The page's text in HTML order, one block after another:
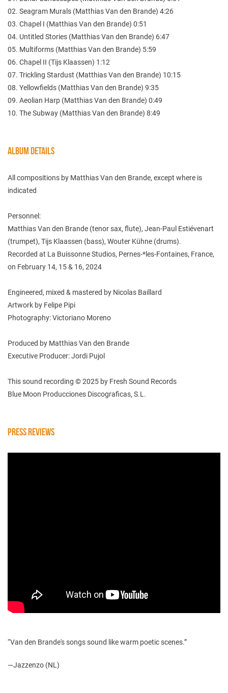
02. Seagram Murals (Matthias Van den Brande) 4:26
03. Chapel I (Matthias Van den Brande) 0:51
04. Untitled Stories (Matthias Van den Brande) 6:47
05. Multiforms (Matthias Van den Brande) 5:59
06. Chapel II (Tijs Klaassen) 1:12
07. Trickling Stardust (Matthias Van den Brande) 10:15
08. Yellowfields (Matthias Van den Brande) 9:35
09. Aeolian Harp (Matthias Van den Brande) 0:49
10. The Subway (Matthias Van den Brande) 8:49
ALBUM DETAILS
All compositions by Matthias Van den Brande, except where is
indicated
Personnel:
Matthias Van den Brande (tenor sax, flute), Jean-Paul Estiévenart
(trumpet), Tijs Klaassen (bass), Wouter Kühne (drums).
Recorded at La Buissonne Studios, Pernes-*les-Fontaines, France,
on February 14, 15 & 16, 2024
Engineered, mixed & mastered by Nicolas Baillard
Artwork by Felipe Pipi
Photography: Victoriano Moreno
Produced by Matthias Van den Brande
Executive Producer: Jordi Pujol
This sound recording © 2025 by Fresh Sound Records
Blue Moon Producciones Discograficas, S.L.
PRESS REVIEWS
“Van den Brande's songs sound like warm poetic scenes.”
—Jazzenzo (NL)